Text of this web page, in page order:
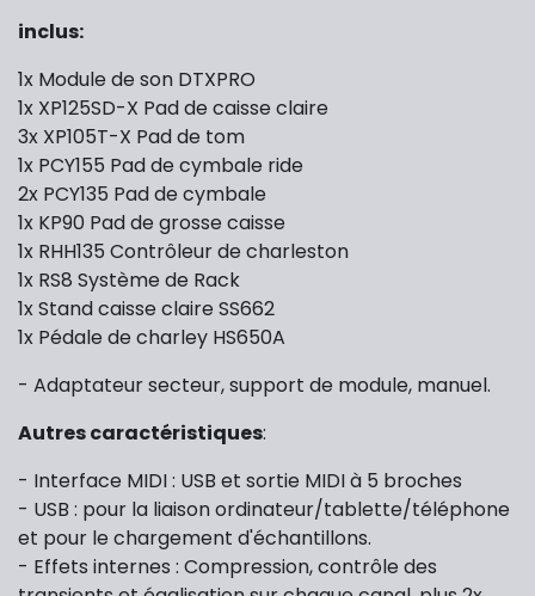
inclus:
1x Module de son DTXPRO
1x XP125SD-X Pad de caisse claire
3x XP105T-X Pad de tom
1x PCY155 Pad de cymbale ride
2x PCY135 Pad de cymbale
1x KP90 Pad de grosse caisse
1x RHH135 Contrôleur de charleston
1x RS8 Système de Rack
1x Stand caisse claire SS662
1x Pédale de charley HS650A
- Adaptateur secteur, support de module, manuel.
Autres caractéristiques:
- Interface MIDI : USB et sortie MIDI à 5 broches
- USB : pour la liaison ordinateur/tablette/téléphone
et pour le chargement d'échantillons.
- Effets internes : Compression, contrôle des